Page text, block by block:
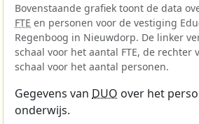
Bovenstaande grafiek toont de data
FTE en personen voor de vestiging
Regenboog in Nieuwdorp. De linker
schaal voor het aantal FTE, de rechter
schaal voor het aantal personen.
Gegevens van DUO over het
onderwijs.